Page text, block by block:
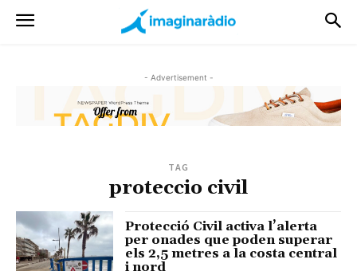
- Advertisement -
TAG
proteccio civil
Protecció Civil activa l’alerta
per onades que poden superar
els 2,5 metres a la costa central
i nord